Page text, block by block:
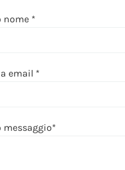
nome *
email *
messaggio*